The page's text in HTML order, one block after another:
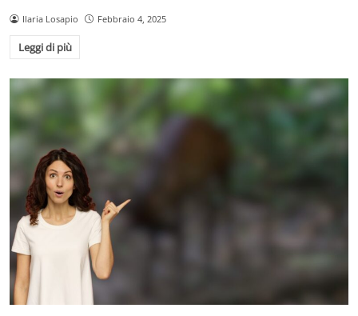
Ilaria Losapio Febbraio 4, 2025
Leggi di più